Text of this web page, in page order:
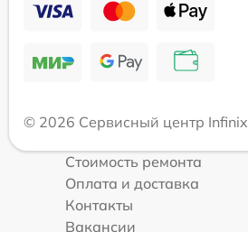
© 2026 Сервисный центр Infinix
Стоимость ремонта
Оплата и доставка
Контакты
Вакансии